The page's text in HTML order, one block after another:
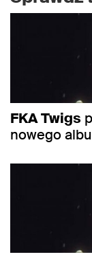
FKA Twigs
nowego